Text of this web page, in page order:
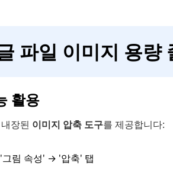
파일 이미지 용량
활용
장된 이미지 압축 도구를 제공합니다:
림 속성' → '압축' 탭